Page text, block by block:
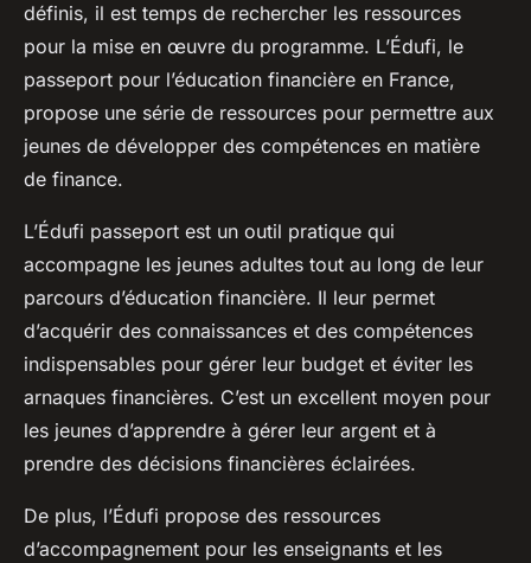
définis, il est temps de rechercher les ressources
pour la mise en œuvre du programme. L’Édufi, le
passeport pour l’éducation financière en France,
propose une série de ressources pour permettre aux
jeunes de développer des compétences en matière
de finance.
L’Édufi passeport est un outil pratique qui
accompagne les jeunes adultes tout au long de leur
parcours d’éducation financière. Il leur permet
d’acquérir des connaissances et des compétences
indispensables pour gérer leur budget et éviter les
arnaques financières. C’est un excellent moyen pour
les jeunes d’apprendre à gérer leur argent et à
prendre des décisions financières éclairées.
De plus, l’Édufi propose des ressources
d’accompagnement pour les enseignants et les